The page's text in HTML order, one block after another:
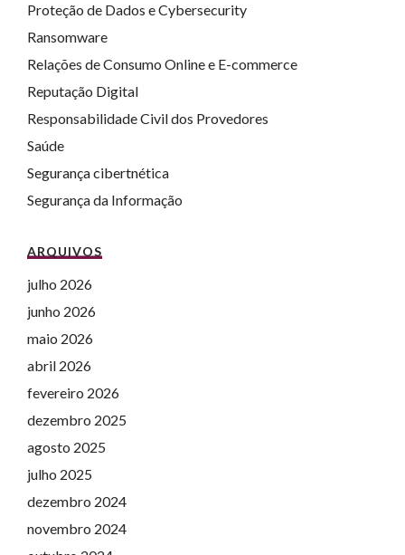
Proteção de Dados e Cybersecurity
Ransomware
Relações de Consumo Online e E-commerce
Reputação Digital
Responsabilidade Civil dos Provedores
Saúde
Segurança cibertnética
Segurança da Informação
ARQUIVOS
julho 2026
junho 2026
maio 2026
abril 2026
fevereiro 2026
dezembro 2025
agosto 2025
julho 2025
dezembro 2024
novembro 2024